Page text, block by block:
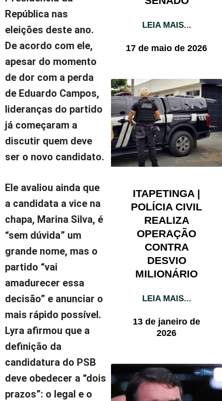
República nas
eleições deste ano.
De acordo com ele,
apesar do momento
de dor com a perda
de Eduardo Campos,
lideranças do partido
já começaram a
discutir quem deve
ser o novo candidato.
Ele avaliou ainda que
a candidata a vice na
chapa, Marina Silva, é
“sem dúvida” um
grande nome, mas o
partido “vai
amadurecer essa
decisão” e anunciar o
mais rápido possível.
Lyra afirmou que a
definição da
candidatura do PSB
deve obedecer a “dois
prazos”: o legal e o
LEIA MAIS...
17 de maio de 2026
ITAPETINGA |
POLÍCIA CIVIL
REALIZA
OPERAÇÃO
CONTRA
DESVIO
MILIONÁRIO
LEIA MAIS...
13 de janeiro de
2026